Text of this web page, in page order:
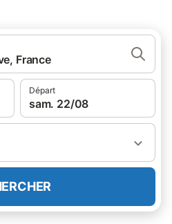
France
Départ
sam. 22/08